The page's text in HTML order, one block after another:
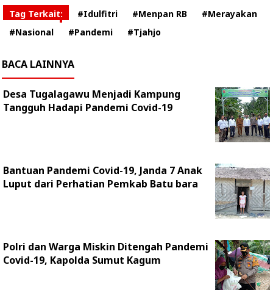
Tag Terkait: #Idulfitri #Menpan RB
#Merayakan
#Nasional
#Pandemi #Tjahjo
BACA LAINNYA
Desa Tugalagawu Menjadi Kampung
Tangguh Hadapi Pandemi Covid-19
Bantuan Pandemi Covid-19, Janda 7 Anak
Luput dari Perhatian Pemkab Batu bara
Polri dan Warga Miskin Ditengah Pandemi
Covid-19, Kapolda Sumut Kagum